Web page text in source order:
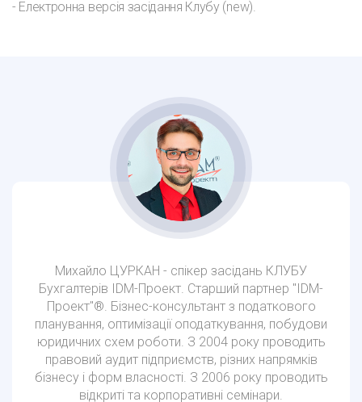
- Електронна версія засідання Клубу (new).
Михайло ЦУРКАН - спікер засідань КЛУБУ
Бухгалтерів IDM-Проект. Старший партнер "IDM-
Проект"®. Бізнес-консультант з податкового
планування, оптимізації оподаткування, побудови
юридичних схем роботи. З 2004 року проводить
правовий аудит підприємств, різних напрямків
бізнесу і форм власності. З 2006 року проводить
відкриті та корпоративні семінари.